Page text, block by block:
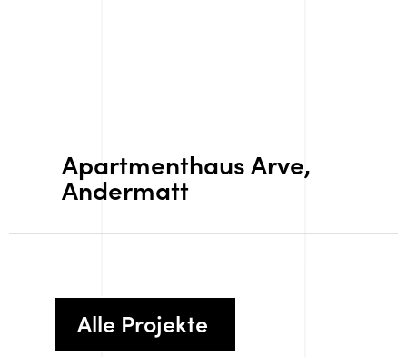
Apartmenthaus Arve,
Andermatt
Alle Projekte